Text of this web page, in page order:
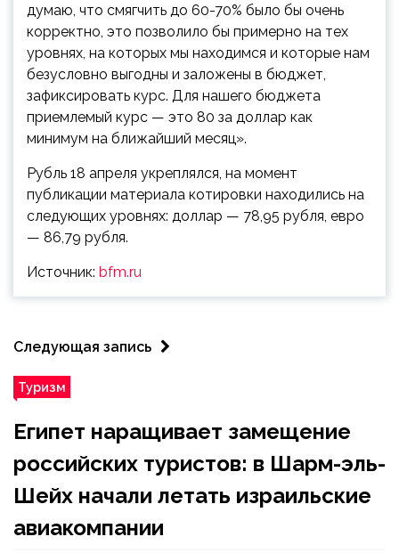
думаю, что смягчить до 60-70% было бы очень
корректно, это позволило бы примерно на тех
уровнях, на которых мы находимся и которые нам
безусловно выгодны и заложены в бюджет,
зафиксировать курс. Для нашего бюджета
приемлемый курс — это 80 за доллар как
минимум на ближайший месяц».
Рубль 18 апреля укреплялся, на момент
публикации материала котировки находились на
следующих уровнях: доллар — 78,95 рубля, евро
— 86,79 рубля.
Источник: bfm.ru
Следующая запись
Туризм
Египет наращивает замещение
российских туристов: в Шарм-эль-
Шейх начали летать израильские
авиакомпании